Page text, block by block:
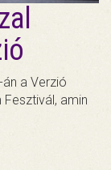
a Verzió
amin